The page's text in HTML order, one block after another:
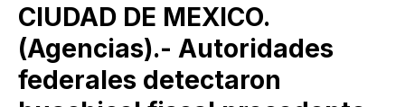
CIUDAD DE MEXICO.
(Agencias).- Autoridades
federales detectaron